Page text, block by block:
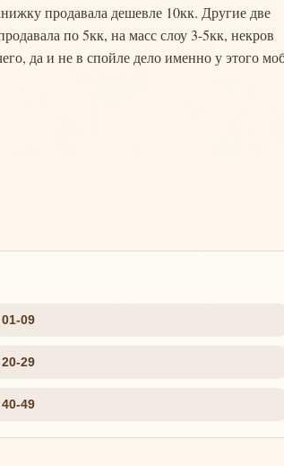
продавала дешевле 10кк. Другие две
по 5кк, на масс слоу 3-5кк, некров
да и не в спойле дело именно у этого
09
29
49